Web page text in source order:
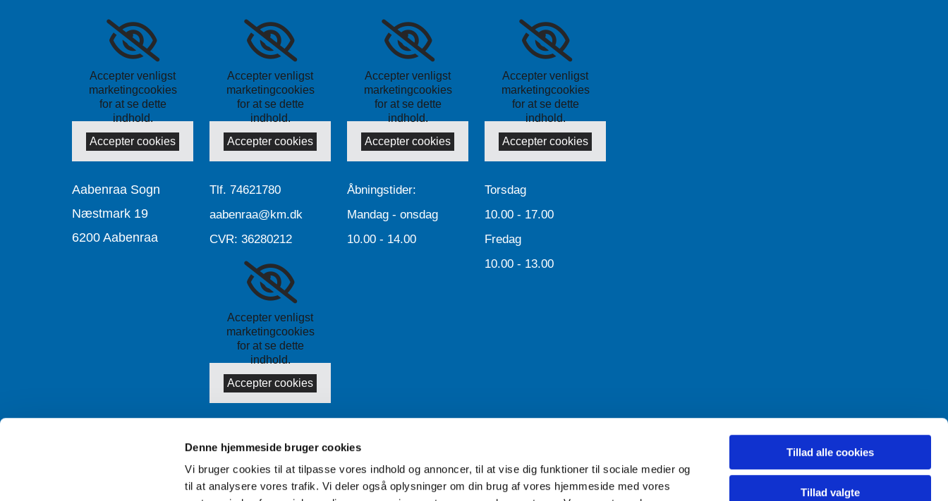
Denne hjemmeside bruger cookies
Vi bruger cookies til at tilpasse vores indhold og annoncer, til at vise dig funktioner til sociale medier og
til at analysere vores trafik. Vi deler også oplysninger om din brug af vores hjemmeside med vores
Tillad alle cookies
Tillad valgte
Accepter venligst
marketingcookies
for at se dette
indhold.
Accepter cookies
Aabenraa Sogn
Næstmark 19
6200 Aabenraa
Accepter venligst
marketingcookies
for at se dette
indhold.
Accepter cookies
Tlf. 74621780
aabenraa@km.dk
CVR: 36280212
Accepter venligst
marketingcookies
for at se dette
indhold.
Accepter cookies
Accepter venligst
marketingcookies
for at se dette
indhold.
Accepter cookies
Åbningstider:
Mandag - onsdag
10.00 - 14.00
Accepter venligst
marketingcookies
for at se dette
indhold.
Accepter cookies
Torsdag
10.00 - 17.00
Fredag
10.00 - 13.00
Tilgængelighedserklæring